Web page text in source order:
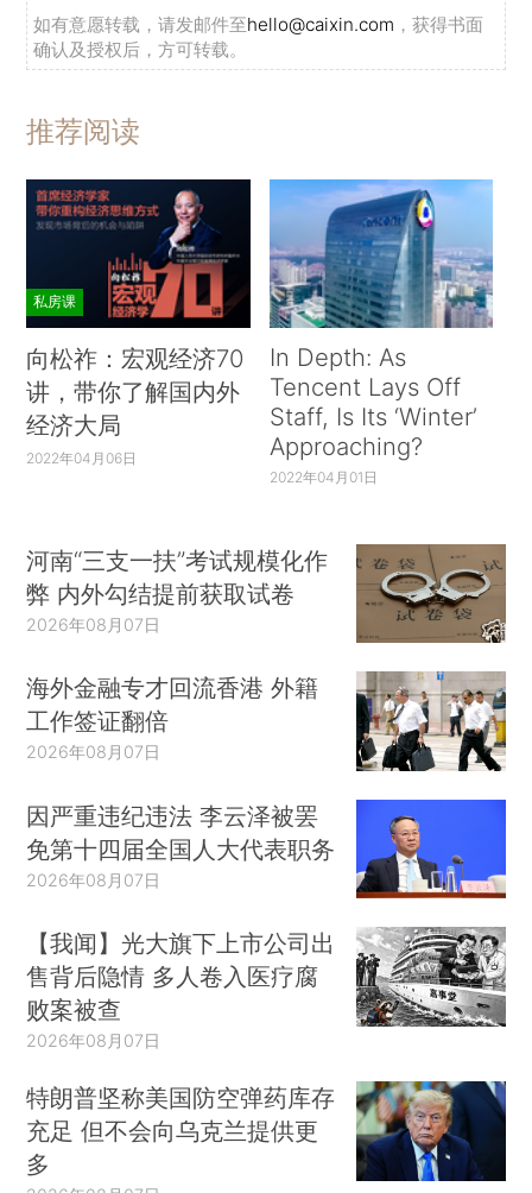
如有意愿转载，请发邮件至hello@caixin.com ，获得书面
确认及授权后，方可转载。
推荐阅读
私房课
向松祚：宏观经济70
讲，带你了解国内外
经济大局
2022年04月06日
In Depth: As
Tencent Lays Off
Staff, Is Its ‘Winter’
Approaching?
2022年04月01日
河南“三支一扶”考试规模化作
弊 内外勾结提前获取试卷
2026年08月07日
海外金融专才回流香港 外籍
工作签证翻倍
2026年08月07日
因严重违纪违法 李云泽被罢
免第十四届全国人大代表职务
2026年08月07日
【我闻】光大旗下上市公司出
售背后隐情 多人卷入医疗腐
败案被查
2026年08月07日
特朗普坚称美国防空弹药库存
充足 但不会向乌克兰提供更
多